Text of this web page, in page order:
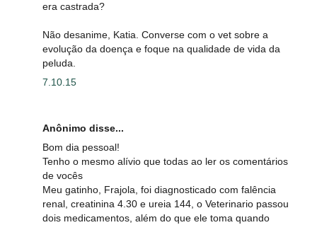
era castrada?
Não desanime, Katia. Converse com o vet sobre a
evolução da doença e foque na qualidade de vida da
peluda.
7.10.15
Anônimo disse...
Bom dia pessoal!
Tenho o mesmo alívio que todas ao ler os comentários
de vocês
Meu gatinho, Frajola, foi diagnosticado com falência
renal, creatinina 4.30 e ureia 144, o Veterinario passou
dois medicamentos, além do que ele toma quando